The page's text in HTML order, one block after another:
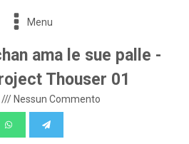
Menu
ama le sue palle -
Thouser 01
/// Nessun Commento